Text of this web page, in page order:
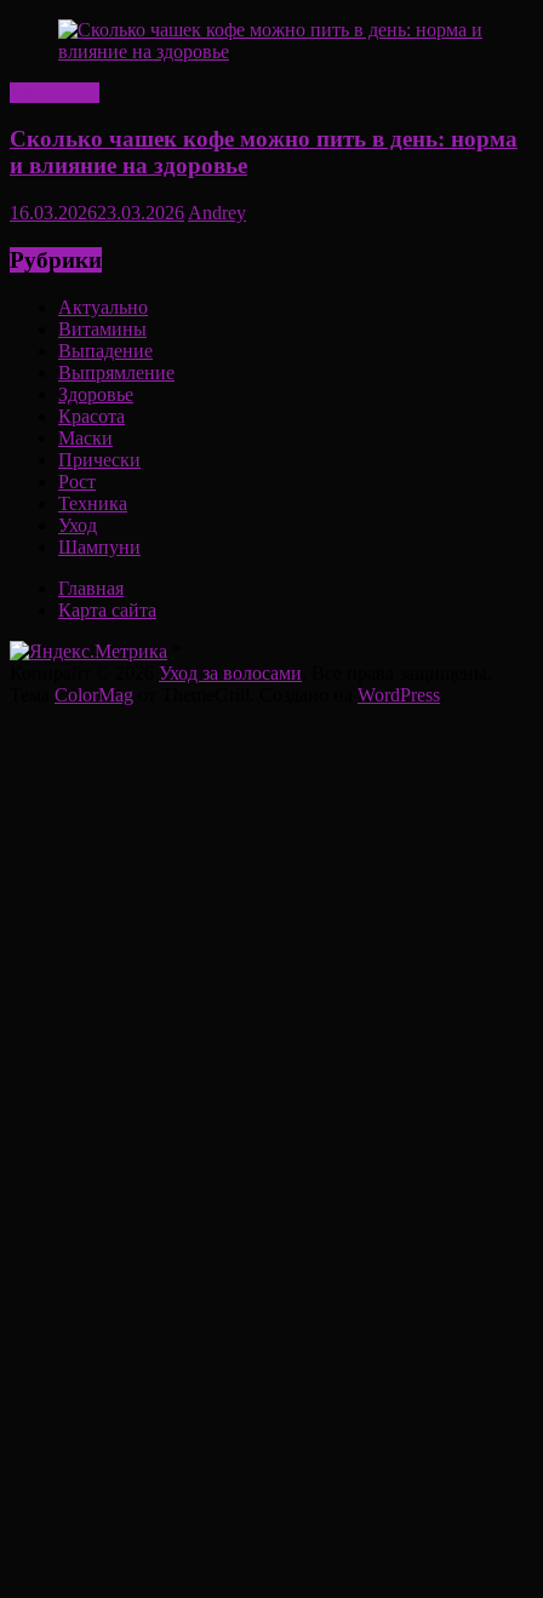
Сколько чашек кофе можно пить в день: норма
и влияние на здоровье
16.03.202623.03.2026 Andrey
Рубрики
Актуально
Витамины
Выпадение
Выпрямление
Здоровье
Красота
Маски
Прически
Рост
Техника
Уход
Шампуни
Главная
Карта сайта
Уход за волосами
ColorMag WordPress